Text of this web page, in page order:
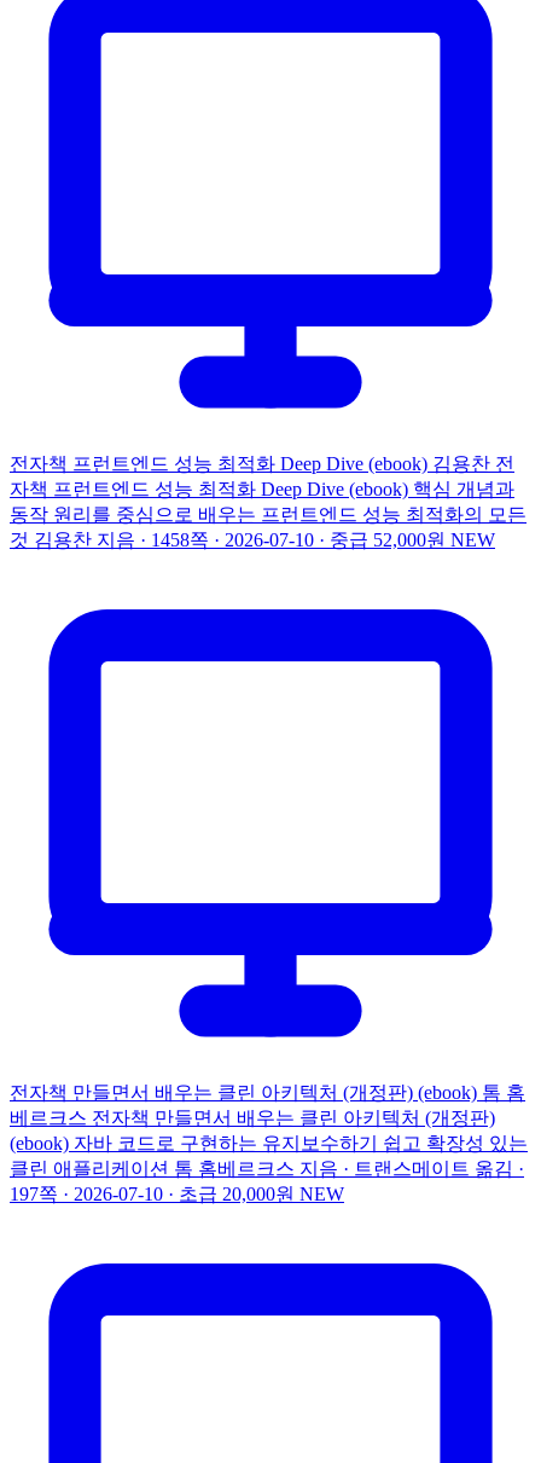
전자책 프런트엔드 성능 최적화 Deep Dive (ebook) 김용찬 전
자책 프런트엔드 성능 최적화 Deep Dive (ebook) 핵심 개념과
동작 원리를 중심으로 배우는 프런트엔드 성능 최적화의 모든
것 김용찬 지음 · 1458쪽 · 2026-07-10 · 중급 52,000원 NEW
전자책 만들면서 배우는 클린 아키텍처 (개정판) (ebook) 톰 홈
베르크스 전자책 만들면서 배우는 클린 아키텍처 (개정판)
(ebook) 자바 코드로 구현하는 유지보수하기 쉽고 확장성 있는
클린 애플리케이션 톰 홈베르크스 지음 · 트랜스메이트 옮김 ·
197쪽 · 2026-07-10 · 초급 20,000원 NEW